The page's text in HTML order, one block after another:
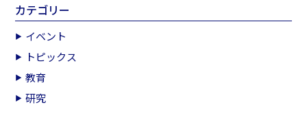
カテゴリー
イベント
トピックス
教育
研究